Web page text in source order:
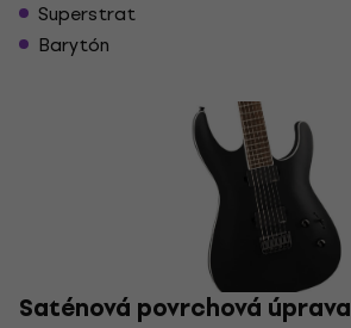
Superstrat
Barytón
Saténová povrchová úprava